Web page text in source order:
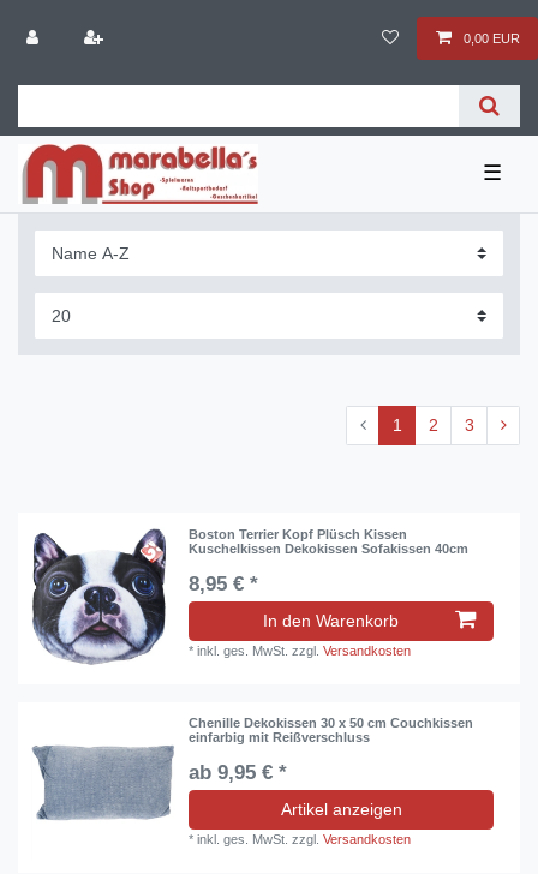
0,00 EUR
☰
1 2 3
Boston Terrier Kopf Plüsch Kissen
Kuschelkissen Dekokissen Sofakissen 40cm
8,95 € *
In den Warenkorb
*inkl. ges. MwSt. zzgl.Versandkosten
Chenille Dekokissen 30 x 50 cm Couchkissen
einfarbig mit Reißverschluss
ab 9,95 € *
Artikel anzeigen
*inkl. ges. MwSt. zzgl.Versandkosten